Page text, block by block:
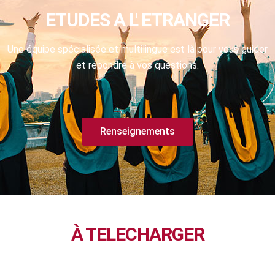
ETUDES A L' ETRANGER
Une équipe spécialisée et multilingue est là pour vous guider
et répondre à vos questions.
Renseignements
À TELECHARGER